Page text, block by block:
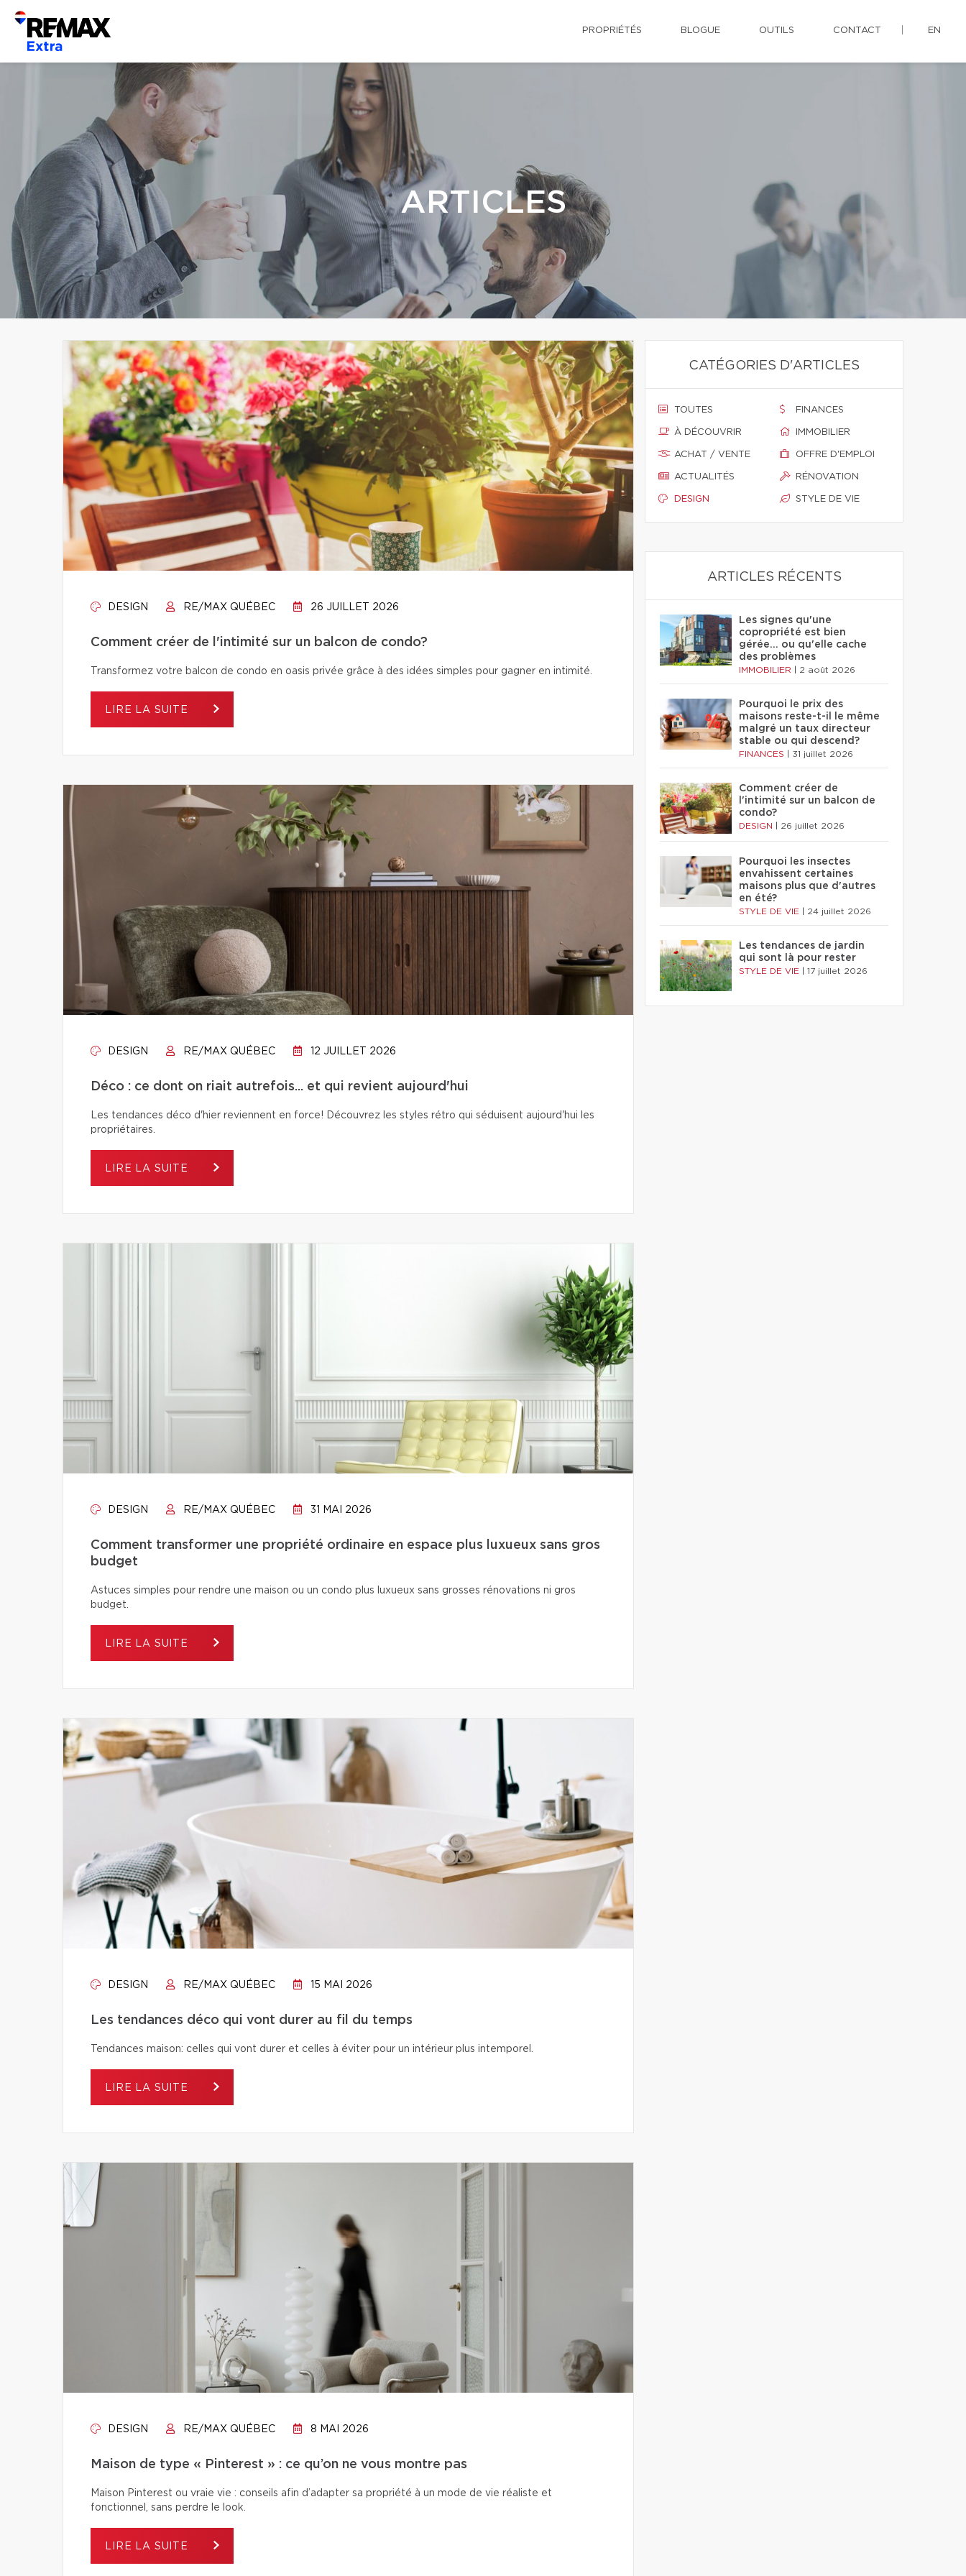
PROPRIÉTÉS BLOGUE OUTILS CONTACT EN
ARTICLES
DESIGN RE/MAX QUÉBEC 26 JUILLET 2026
Comment créer de l'intimité sur un balcon de condo?
Transformez votre balcon de condo en oasis privée grâce à des idées simples pour gagner en intimité.
LIRE LA SUITE
DESIGN RE/MAX QUÉBEC 12 JUILLET 2026
Déco : ce dont on riait autrefois... et qui revient aujourd'hui
Les tendances déco d'hier reviennent en force! Découvrez les styles rétro qui séduisent aujourd'hui les
propriétaires.
LIRE LA SUITE
DESIGN RE/MAX QUÉBEC 31 MAI 2026
Comment transformer une propriété ordinaire en espace plus luxueux sans gros
budget
Astuces simples pour rendre une maison ou un condo plus luxueux sans grosses rénovations ni gros
budget.
LIRE LA SUITE
DESIGN RE/MAX QUÉBEC 15 MAI 2026
Les tendances déco qui vont durer au fil du temps
Tendances maison: celles qui vont durer et celles à éviter pour un intérieur plus intemporel.
LIRE LA SUITE
DESIGN RE/MAX QUÉBEC 8 MAI 2026
Maison de type « Pinterest » : ce qu’on ne vous montre pas
Maison Pinterest ou vraie vie : conseils afin d’adapter sa propriété à un mode de vie réaliste et
fonctionnel, sans perdre le look.
LIRE LA SUITE
CATÉGORIES D'ARTICLES
TOUTES
À DÉCOUVRIR
ACHAT / VENTE
ACTUALITÉS
DESIGN
FINANCES
IMMOBILIER
OFFRE D'EMPLOI
RÉNOVATION
STYLE DE VIE
ARTICLES RÉCENTS
Les signes qu'une
copropriété est bien
gérée… ou qu'elle cache
des problèmes
IMMOBILIER 2 août 2026
Pourquoi le prix des
maisons reste-t-il le même
malgré un taux directeur
stable ou qui descend?
FINANCES 31 juillet 2026
Comment créer de
l'intimité sur un balcon de
condo?
DESIGN 26 juillet 2026
Pourquoi les insectes
envahissent certaines
maisons plus que d'autres
en été?
STYLE DE VIE 24 juillet 2026
Les tendances de jardin
qui sont là pour rester
STYLE DE VIE 17 juillet 2026